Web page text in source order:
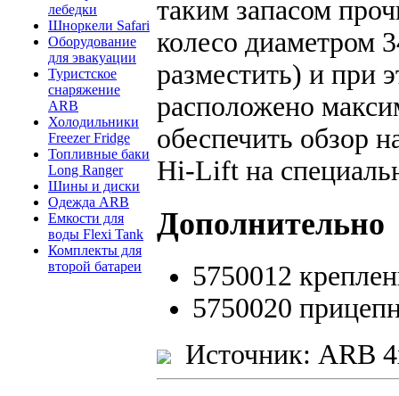
лебедки
Шноркели Safari
Оборудование
для эвакуации
Туристское
снаряжение
ARB
Холодильники
Freezer Fridge
Топливные баки
Long Ranger
Шины и диски
Одежда ARB
Емкости для
воды Flexi Tank
Комплекты для
второй батареи
таким запасом
колесо
разместить) и при
расположено
обеспечить обзор
Hi-Lift на
Дополнительно
5750012
5750020
Источник: ARB